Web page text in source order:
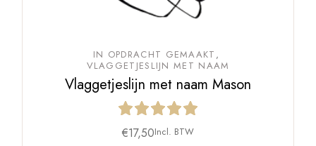
IN OPDRACHT GEMAAKT
VLAGGETJESLIJN MET NAAM
Vlaggetjeslijn met naam Mason
€17,50Incl. BTW